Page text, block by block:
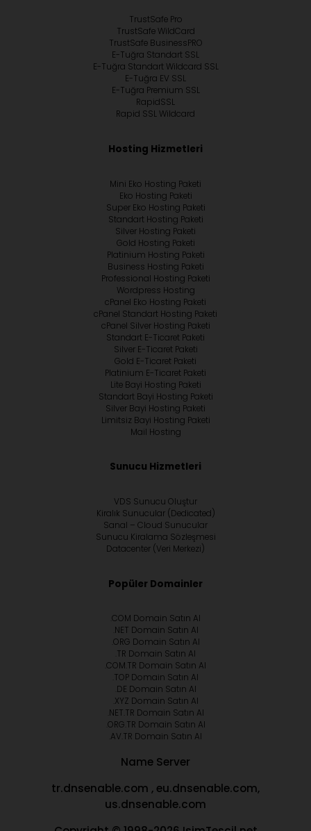
TrustSafe Pro
TrustSafe WildCard
TrustSafe BusinessPRO
E-Tuğra Standart SSL
E-Tuğra Standart Wildcard SSL
E-Tuğra EV SSL
E-Tuğra Premium SSL
RapidSSL
Rapid SSL Wildcard
Hosting Hizmetleri
Mini Eko Hosting Paketi
Eko Hosting Paketi
Super Eko Hosting Paketi
Standart Hosting Paketi
Silver Hosting Paketi
Gold Hosting Paketi
Platinium Hosting Paketi
Business Hosting Paketi
Professional Hosting Paketi
Wordpress Hosting
cPanel Eko Hosting Paketi
cPanel Standart Hosting Paketi
cPanel Silver Hosting Paketi
Standart E-Ticaret Paketi
Silver E-Ticaret Paketi
Gold E-Ticaret Paketi
Platinium E-Ticaret Paketi
Lite Bayi Hosting Paketi
Standart Bayi Hosting Paketi
Silver Bayi Hosting Paketi
Limitsiz Bayi Hosting Paketi
Mail Hosting
Sunucu Hizmetleri
VDS Sunucu Oluştur
Kiralık Sunucular (Dedicated)
Sanal – Cloud Sunucular
Sunucu Kiralama Sözleşmesi
Datacenter (Veri Merkezi)
Popüler Domainler
.COM Domain Satın Al
.NET Domain Satın Al
.ORG Domain Satın Al
.TR Domain Satın Al
.COM.TR Domain Satın Al
.TOP Domain Satın Al
.DE Domain Satın Al
.XYZ Domain Satın Al
.NET.TR Domain Satın Al
.ORG.TR Domain Satın Al
.AV.TR Domain Satın Al
Name Server
tr.dnsenable.com , eu.dnsenable.com,
us.dnsenable.com